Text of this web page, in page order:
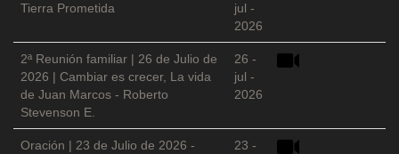
Tierra Prometida
jul -
2026
2ª Reunión familiar | 26 de Julio de
2026 | Cambiar es crecer, La vida
de Juan Marcos - Roberto
Stevenson E.
26 -
jul -
2026
Oración | 23 de Julio de 2026 -
23 -